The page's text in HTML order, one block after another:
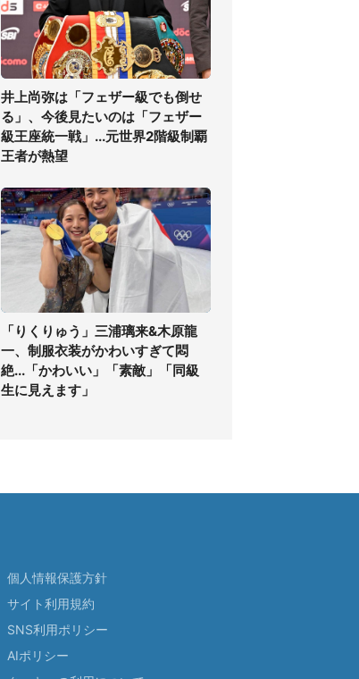
井上尚弥は「フェザー級でも倒せ
る」、今後見たいのは「フェザー
級王座統一戦」...元世界2階級制覇
王者が熱望
「りくりゅう」三浦璃来&木原龍
一、制服衣装がかわいすぎて悶
絶...「かわいい」「素敵」「同級
生に見えます」
個人情報保護方針
サイト利用規約
SNS利用ポリシー
AIポリシー